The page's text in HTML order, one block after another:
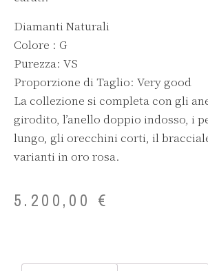
Diamanti Naturali
Colore : G
Purezza: VS
Proporzione di Taglio: Very good
La collezione si completa con gli
girodito, l’anello doppio indosso, i
lungo, gli orecchini corti, il
varianti in oro rosa.
5.200,00 €